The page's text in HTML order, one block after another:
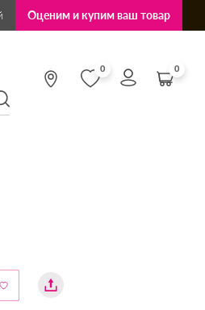
Оценим и купим ваш товар
0 0